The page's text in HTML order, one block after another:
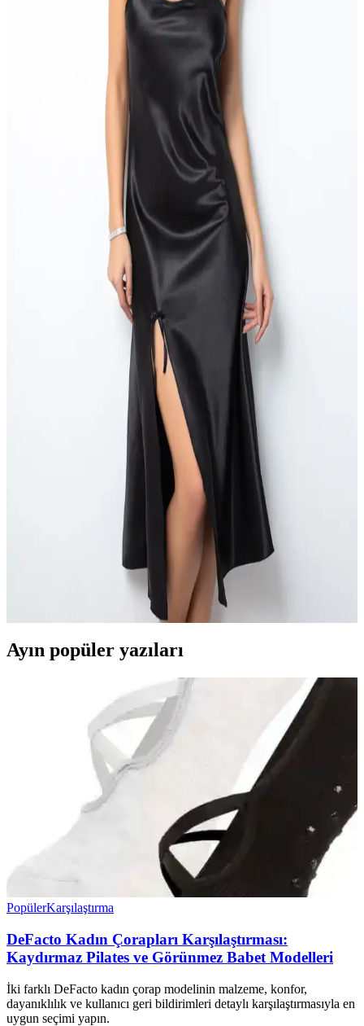
Desenli tasarımı ve yüksek kaliteli malzemeleriyle günlük ve özel
anlar için ideal, rahat ve şık kadın iç giyim ürünü. Uzun ömürlü
kullanım ve konfor sağlar.
Penti Carrie Ekru Gömlek Pantolon Takımı Şıklık
ve Konfor Bir Arada
Penti'nin Carrie Ekru Gömlek Pantolon Takımı, hafif ve şık saten
kumaşıyla her sezon kullanılabilir, konfor ve estetiği bir arada sunar,
kullanıcı memnuniyeti yüksek, bakım ve sürdürülebilirlik
özellikleriyle öne çıkar.
Penti Quinn Siyah Gömlek Pantolon Takımı ve
Suwen Panda Pijama Takımı Karşılaştırması
İki popüler pijama takımı olan Penti Quinn Siyah Gömlek Pantolon
ve Suwen Panda, şıklık ve rahatlık sunar. Kumaş, tasarım ve
kullanıcı yorumlarıyla en uygun seçimi yapmanıza yardımcı olur.
Kadife Pijama Altı Kadınlar İçin Konfor ve Şıklık
Sunan Ekoseli Tasarım
Kadife pijama altı, %100 pamuklu kumaş ve ekoseli tasarımıyla
rahatlık ve şıklığı evde sunar, dayanıklı yapısıyla uzun ömür sağlar.
Penti Quinn Siyah Gömlek Pantolon Pijama
Takımı: Şıklık ve Konforun Birleşimi
Şıklık ve konforu bir arada sunan Penti Quinn Siyah Gömlek
Pantolon Pijama Takımı, hafif dokuma kumaşı ve modern
tasarımıyla evde ve misafirlikte tercih edilir.
Miorre Bihter Sırt Dekolteli Güpürlü Saten Gecelik:
Şıklık ve Konforun Buluşması
Miorre Bihter sırt dekolteli güpürlü saten gecelik, şık tasarımı ve
yumuşak kumaşıyla konforu bir araya getiriyor. Ayarlanabilir askılar
ve nefes alabilir tül detaylarıyla rahat kullanım sunar.
Ayın popüler yazıları
PopülerKarşılaştırma
DeFacto Kadın Çorapları Karşılaştırması:
Kaydırmaz Pilates ve Görünmez Babet Modelleri
İki farklı DeFacto kadın çorap modelinin malzeme, konfor,
dayanıklılık ve kullanıcı geri bildirimleri detaylı karşılaştırmasıyla en
uygun seçimi yapın.